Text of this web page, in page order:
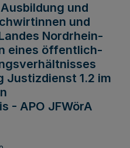
und
und
Nordrhein-
eines öffentlich-
Justizdienst 1.2 im
- APO JFWörA